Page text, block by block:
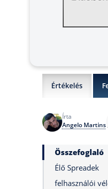
Értékelés
Írta
Angelo Martins
Összefoglaló
Élő Spreadek
felhasználói